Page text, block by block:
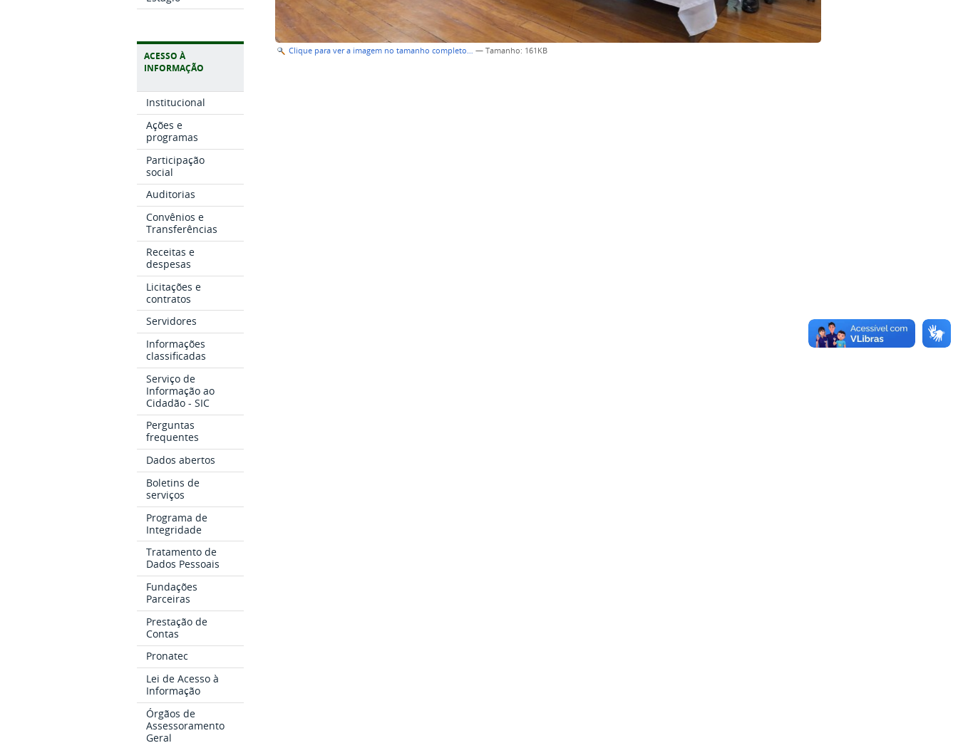
ACESSO À
INFORMAÇÃO
Institucional
Ações e
programas
Participação
social
Auditorias
Convênios e
Transferências
Receitas e
despesas
Licitações e
contratos
Servidores
Informações
classificadas
Serviço de
Informação ao
Cidadão - SIC
Perguntas
frequentes
Dados abertos
Boletins de
serviços
Programa de
Integridade
Tratamento de
Dados Pessoais
Fundações
Parceiras
Prestação de
Contas
Pronatec
Lei de Acesso à
Informação
Órgãos de
Assessoramento
Geral
Clique para ver a imagem no tamanho completo… —Tamanho: 161KB